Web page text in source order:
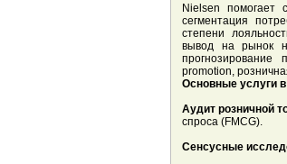
Nielsen помогает
сегментация
степени
вывод на рынок
прогнозирование
promotion,
Основные услуги
Аудит розничной
спроса (FMCG).
Сенсусные